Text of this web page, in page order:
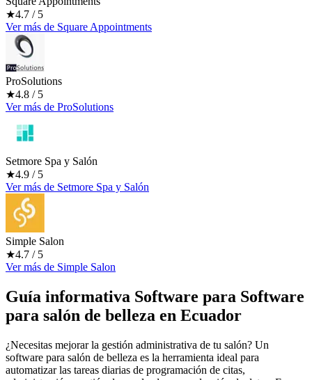
★4.7 / 5
Ver más de Square Appointments
ProSolutions
★4.8 / 5
Ver más de ProSolutions
Setmore Spa y Salón
★4.9 / 5
Ver más de Setmore Spa y Salón
Simple Salon
★4.7 / 5
Ver más de Simple Salon
Guía informativa Software para Software
para salón de belleza en Ecuador
¿Necesitas mejorar la gestión administrativa de tu salón? Un
software para salón de belleza es la herramienta ideal para
automatizar las tareas diarias de programación de citas,